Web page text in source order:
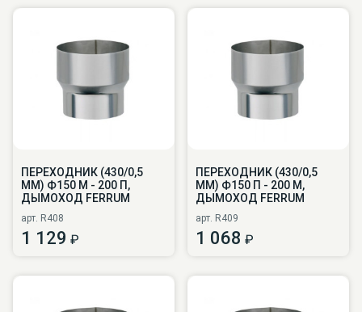
ПЕРЕХОДНИК (430/0,5
ММ) Ф150 М - 200 П,
ДЫМОХОД FERRUM
арт. R408
1 129 ₽
ПЕРЕХОДНИК (430/0,5
ММ) Ф150 П - 200 М,
ДЫМОХОД FERRUM
арт. R409
1 068 ₽